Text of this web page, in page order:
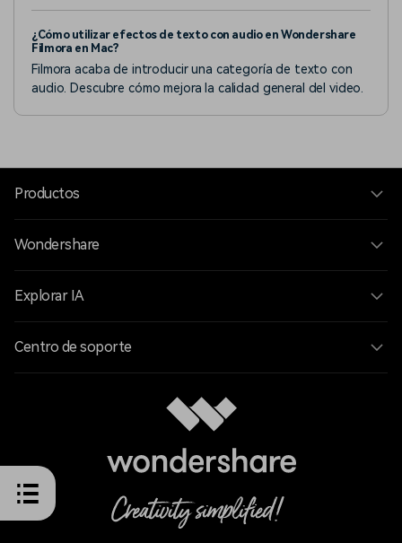
¿Cómo utilizar efectos de texto con audio en Wondershare
Filmora en Mac?
Filmora acaba de introducir una categoría de texto con
audio. Descubre cómo mejora la calidad general del video.
Productos
Wondershare
Explorar IA
Centro de soporte